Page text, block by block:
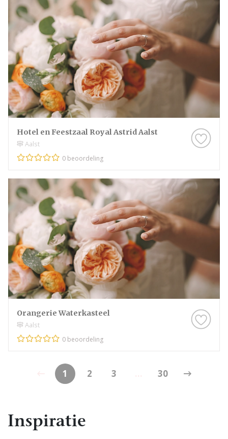
Hotel en Feestzaal Royal Astrid Aalst
Aalst
0 beoordeling
Orangerie Waterkasteel
Aalst
0 beoordeling
1 2 3 30
Inspiratie